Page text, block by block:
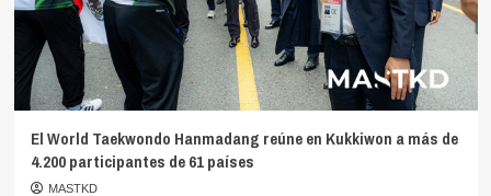
El World Taekwondo Hanmadang reúne en Kukkiwon a más de
4.200 participantes de 61 países
MASTKD